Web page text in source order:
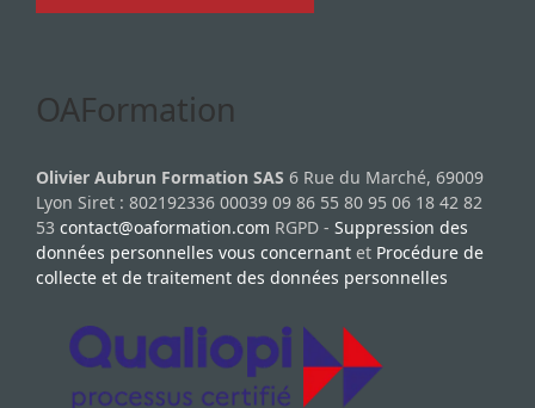
OAFormation
Olivier Aubrun Formation SAS 6 Rue du Marché, 69009
Lyon Siret : 802192336 00039 09 86 55 80 95 06 18 42 82
53 contact@oaformation.com RGPD - Suppression des
données personnelles vous concernant et Procédure de
collecte et de traitement des données personnelles